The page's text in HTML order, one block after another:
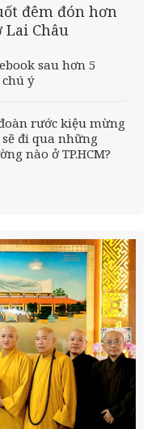
đêm đón hơn
Lai Châu
sau hơn 5
ý
rước kiệu mừng
đi qua những
nào ở TP.HCM?